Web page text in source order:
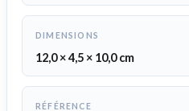
DIMENSIONS
12,0 × 4,5 × 10,0 cm
RÉFÉRENCE